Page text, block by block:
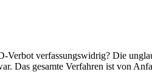
verfassungswidrig? Die
Das gesamte Verfahren ist von